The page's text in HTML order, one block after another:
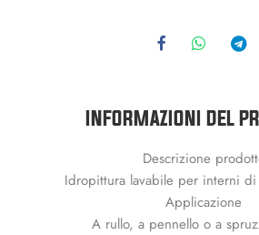
INFORMAZIONI DEL
Descrizione
Idropittura lavabile per interni
Applicazione
A rullo, a pennello o a